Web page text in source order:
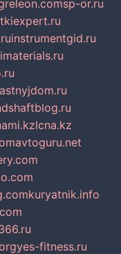
sp-or.ru
instrumentgid.ru
lcna.kz
avtoguru.net
kuryatnik.info
yes-fitness.ru